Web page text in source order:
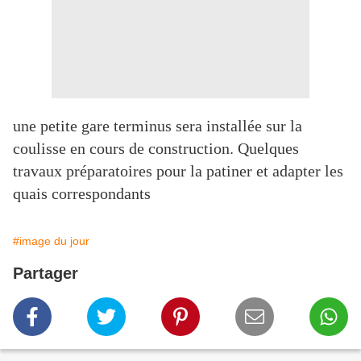
une petite gare terminus sera installée sur la
coulisse en cours de construction. Quelques
travaux préparatoires pour la patiner et adapter les
quais correspondants
#image du jour
Partager